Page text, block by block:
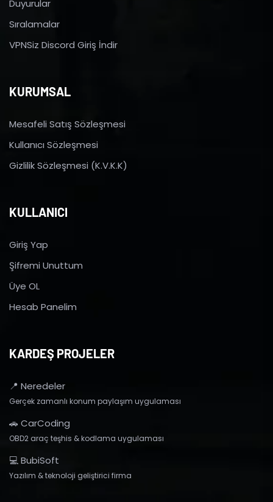
Duyurular
Sıralamalar
VPNSiz Discord Giriş İndir
KURUMSAL
Mesafeli Satış Sözleşmesi
Kullanıcı Sözleşmesi
Gizlilik Sözleşmesi (K.V.K.K)
KULLANICI
Giriş Yap
Şifremi Unuttum
Üye OL
Hesab Panelim
KARDEŞ PROJELER
📍 Neredeler
Gerçek zamanlı konum paylaşım uygulaması
🚗 CarCoding
OBD2 araç teşhis & kodlama uygulaması
💻 BubiSoft
Yazılım & teknoloji geliştirici firma